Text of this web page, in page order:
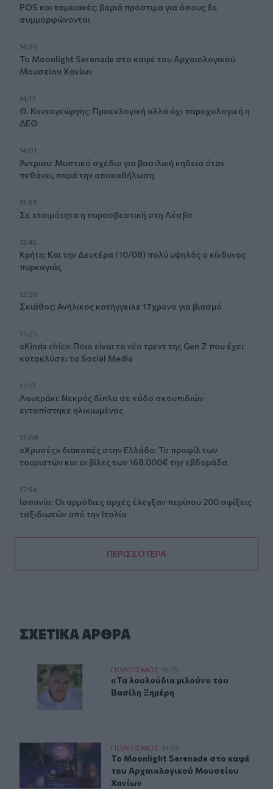
POS και ταμειακές: βαριά πρόστιμα για όσους δε
συμμορφώνονται
14:39
To Moonlight Serenade στο καφέ του Αρχαιολογικού
Μουσείου Χανίων
14:17
Θ. Κοντογεώργης: Προεκλογική αλλά όχι παροχολογική η
ΔΕΘ
14:01
Άντριου: Μυστικό σχέδιο για βασιλική κηδεία όταν
πεθάνει, παρά την αποκαθήλωση
13:53
Σε ετοιμότητα η πυροσβεστική στη Λέσβο
13:45
Κρήτη: Και την Δευτέρα (10/08) πολύ υψηλός ο κίνδυνος
πυρκαγιάς
13:38
Σκιάθος: Ανήλικος κατήγγειλε 17χρονο για βιασμό
13:25
«Kinda chic»: Ποιο είναι το νέο τρεντ της Gen Z που έχει
κατακλύσει τα Social Media
13:17
Λουτράκι: Νεκρός δίπλα σε κάδο σκουπιδιών
εντοπίστηκε ηλικιωμένος
13:08
«Χρυσές» διακοπές στην Ελλάδα: Το προφίλ των
τουριστών και οι βίλες των 168.000€ την εβδομάδα
12:54
Ισπανία: Οι αρμόδιες αρχές έλεγξαν περίπου 200 αφίξεις
ταξιδιωτών από την Ιταλία
ΠΕΡΙΣΣΟΤΕΡΑ
ΣΧΕΤΙΚA AΡΘΡΑ
«Τα λουλούδια μιλούν» του Βασίλη Ξημέρη
ΠΟΛΙΤΙΣΜΟΣ 15:35
«Τα λουλούδια μιλούν» του
«Τα λουλούδια μιλούν» του
Βασίλη Ξημέρη
To Moonlight Serenade στο καφέ του Αρχαιολογικού
ΠΟΛΙΤΙΣΜΟΣ 14:39
To Moonlight Serenade στο καφέ
To Moonlight Serenade στο καφέ
του Αρχαιολογικού Μουσείου
Χανίων